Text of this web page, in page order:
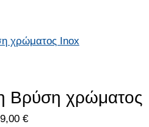
Βρύση χρώματος
€Η